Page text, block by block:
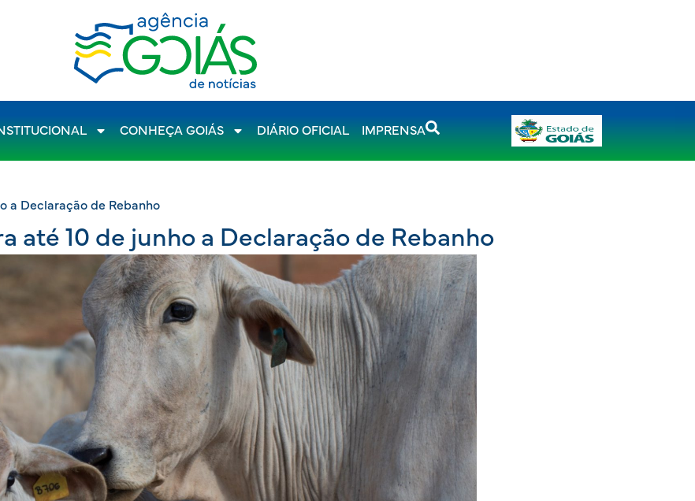
CONHEÇA GOIÁS DIÁRIO OFICIAL IMPRENSA
a Declaração de Rebanho
até 10 de junho a Declaração de Rebanho